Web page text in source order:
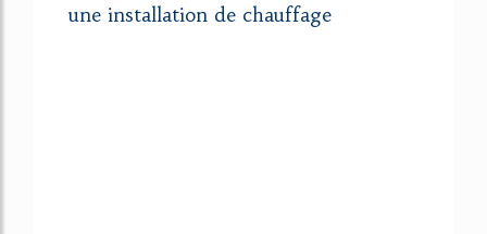
une installation de chauffage